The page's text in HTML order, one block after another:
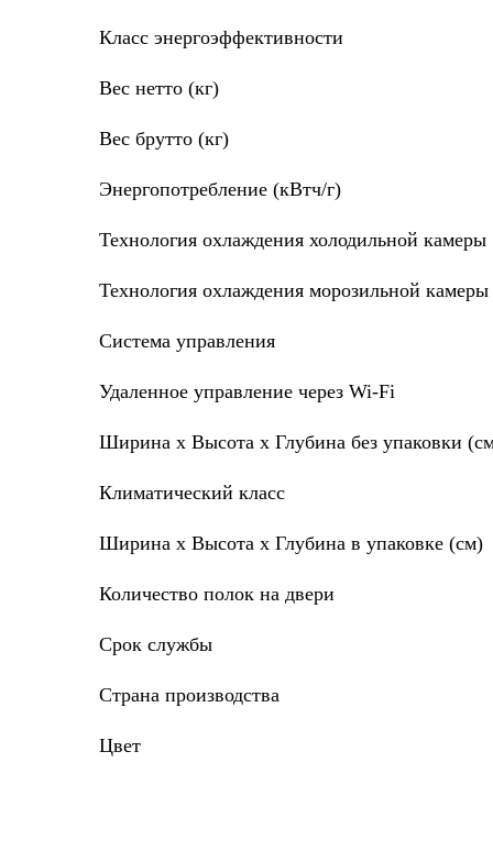
Класс энергоэффективности
Вес нетто (кг)
Вес брутто (кг)
Энергопотребление (кВтч/г)
Технология охлаждения холодильной камеры
Технология охлаждения морозильной камеры
Система управления
Удаленное управление через Wi-Fi
Ширина х Высота х Глубина без упаковки
Климатический класс
Ширина х Высота х Глубина в упаковке (см)
Количество полок на двери
Срок службы
Страна производства
Цвет